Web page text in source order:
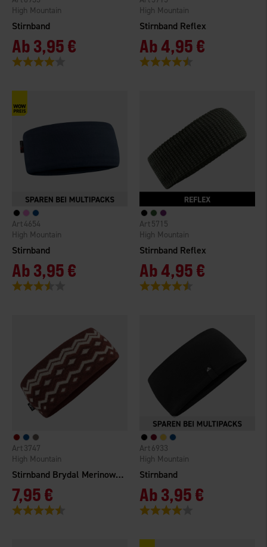
Stirnband
High Mountain
Ab3,95 €
Bewertung:
Stirnband Reflex
High Mountain
Ab4,95 €
Bewertung:
Stirnband
High Mountain
4654
Ab3,95 €
Bewertung:
Stirnband Reflex
High Mountain
5715
Ab4,95 €
Bewertung:
Stirnband Brydal Merinowolle
High Mountain
3747
7,95 €
Bewertung:
Stirnband
High Mountain
6933
Ab3,95 €
Bewertung: